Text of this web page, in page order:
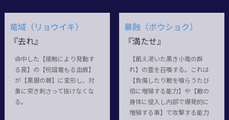
竜域（リョウイキ）
『去れ』
命中した【接触により発動す
る罠】の【呪詛篭もる血痕】
が【黒銀の棘】に変形し、対
象に突き刺さって抜けなくな
る。
暴蝕（ボウショク）
『満たせ』
【飢え渇いた黒き小竜の群
れ】の霊を召喚する。これは
【負傷したり敵を喰らうたび
倍に増殖する能力】や【敵の
身体に侵入し内部で爆発的に
増殖する事】で攻撃する能力